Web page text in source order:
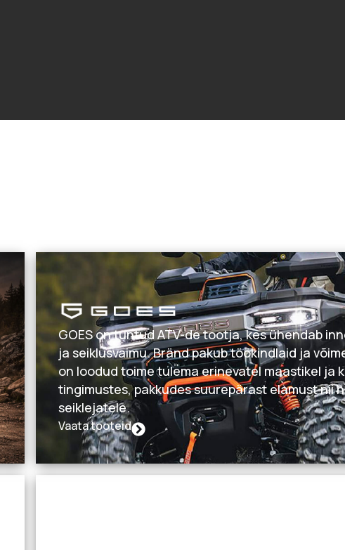
GOES on tuntud ATV-de tootja, kes ühendab
ja seiklusvaimu. Bränd pakub töökindlaid ja
on loodud toime tulema erinevatel maastikel ja
tingimustes, pakkudes suurepärast elamust nii
seiklejatele.
Vaata tooteid